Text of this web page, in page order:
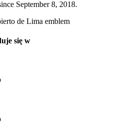
September 8, 2018.
się w